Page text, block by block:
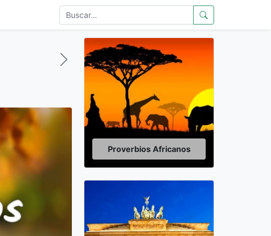
Proverbios Africanos